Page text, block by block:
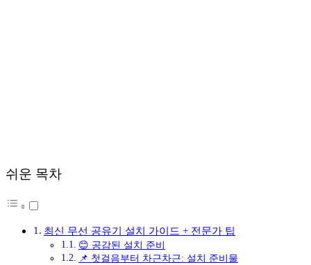
쉬운 목차
최신 무선 공유기 설치 가이드 + 전문가 팁
😊 공감된 설치 준비
📌 첫걸음부터 차근차근: 설치 준비물